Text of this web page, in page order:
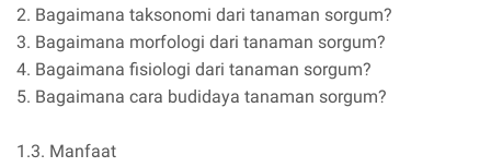
2. Bagaimana taksonomi dari tanaman sorgum?
3. Bagaimana morfologi dari tanaman sorgum?
4. Bagaimana fisiologi dari tanaman sorgum?
5. Bagaimana cara budidaya tanaman sorgum?
1.3. Manfaat